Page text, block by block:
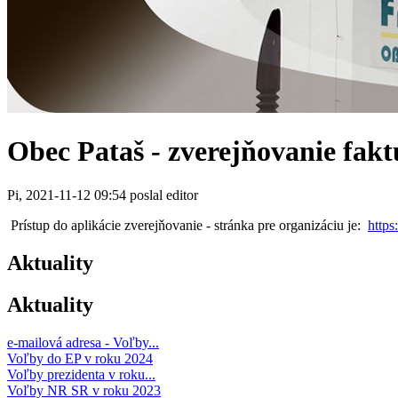
Obec Pataš - zverejňovanie
Pi, 2021-11-12 09:54 poslal editor
Prístup do aplikácie zverejňovanie - stránka pre organizáciu je:
Aktuality
Aktuality
e-mailová adresa - Voľby...
Voľby do EP v roku 2024
Voľby prezidenta v roku...
Voľby NR SR v roku 2023